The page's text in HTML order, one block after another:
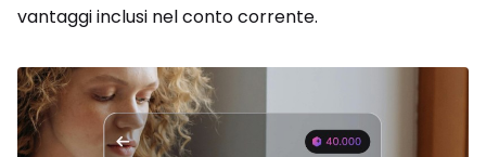
vantaggi inclusi nel conto corrente.